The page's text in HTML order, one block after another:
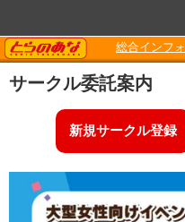
TORANOANA
総合インフォ
サークル委託案内
新規サークル登録